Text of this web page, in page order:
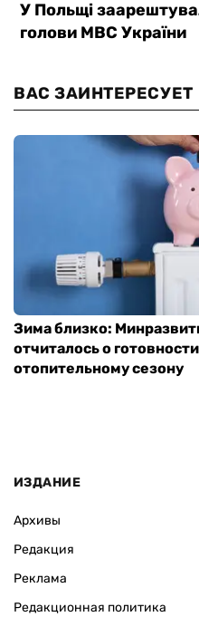
ВАС ЗАИНТЕРЕСУЕТ
Зима близко:
отчиталось о
отопительному сезону
ИЗДАНИЕ
Архивы
Редакция
Реклама
Редакционная политика